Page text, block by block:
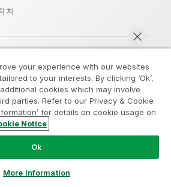
처
Community
관
Legal Policies
사용 약관
QlikTech International AB. 무단 전재
your experience with our websites
to your interests. By clicking ‘Ok’,
cookies which may involve
parties. Refer to our Privacy & Cookie
for details on cookie usage on
Notice
Ok
More Information